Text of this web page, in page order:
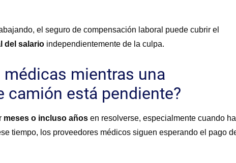
el seguro de compensación laboral puede cubrir el
del salario independientemente de la culpa.
mientras una
camión está pendiente?
meses o incluso años en resolverse, especialmente cuando
tiempo, los proveedores médicos siguen esperando el pago